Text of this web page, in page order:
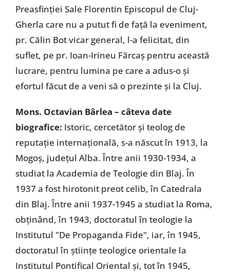
Preasfinției Sale Florentin Episcopul de Cluj-
Gherla care nu a putut fi de față la eveniment,
pr. Călin Bot vicar general, l-a felicitat, din
suflet, pe pr. Ioan-Irineu Fărcaș pentru această
lucrare, pentru lumina pe care a adus-o și
efortul făcut de a veni să o prezinte și la Cluj.
Mons. Octavian Bârlea – câteva date
biografice: Istoric, cercetător și teolog de
reputație internațională, s-a născut în 1913, la
Mogoș, județul Alba. Între anii 1930-1934, a
studiat la Academia de Teologie din Blaj. În
1937 a fost hirotonit preot celib, în Catedrala
din Blaj. Între anii 1937-1945 a studiat la Roma,
obținând, în 1943, doctoratul în teologie la
Institutul "De Propaganda Fide", iar, în 1945,
doctoratul în științe teologice orientale la
Institutul Pontifical Oriental și, tot în 1945,